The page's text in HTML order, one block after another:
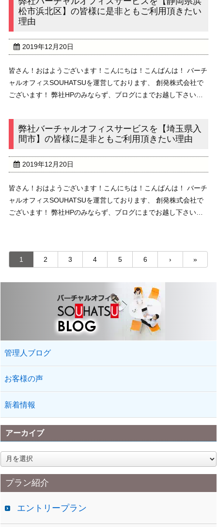
松市浜北区】の皆様に是非ともご利用頂きたい
理由
2019年12月20日
皆さん！おはようございます！こんにちは！こんばんは！ バーチ
ャルオフィスSOUHATSUを運営しております、 創発株式会社で
ございます！ 弊社HPのみならず、ブログにまでお越し下さいま
”弊社バーチャルオフィスサービスを ...
弊社バーチャルオフィスサービスを【埼玉県入
間市】の皆様に是非ともご利用頂きたい理由
2019年12月20日
皆さん！おはようございます！こんにちは！こんばんは！ バーチ
ャルオフィスSOUHATSUを運営しております、 創発株式会社で
ございます！ 弊社HPのみならず、ブログにまでお越し下さいま
1 2 3 4 5 6 › »
管理人ブログ
お客様の声
新着情報
アーカイブ
ア
ー
カ
イプラン紹介
エントリープラン